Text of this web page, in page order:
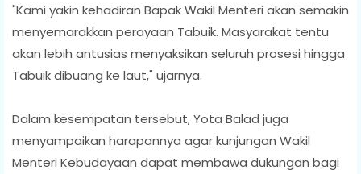
"Kami yakin kehadiran Bapak Wakil Menteri akan semakin
menyemarakkan perayaan Tabuik. Masyarakat tentu
akan lebih antusias menyaksikan seluruh prosesi hingga
Tabuik dibuang ke laut," ujarnya.
Dalam kesempatan tersebut, Yota Balad juga
menyampaikan harapannya agar kunjungan Wakil
Menteri Kebudayaan dapat membawa dukungan bagi